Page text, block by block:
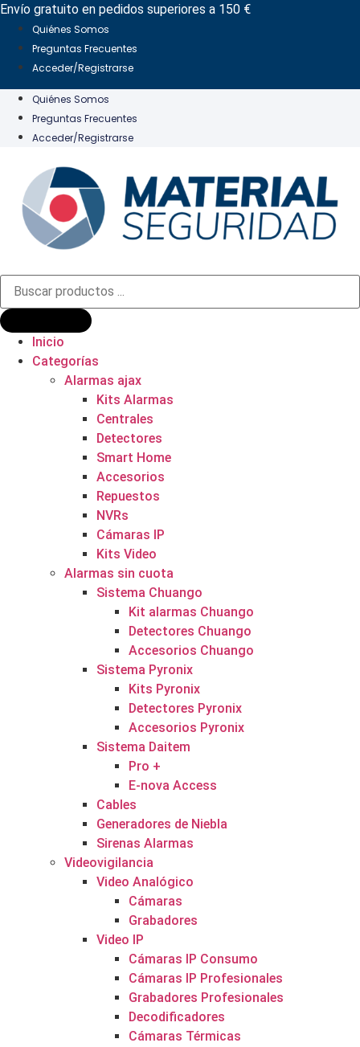
Ir
contenido
Envío gratuito en pedidos superiores a 150 €
Quiénes Somos
Preguntas Frecuentes
Acceder/Registrarse
Quiénes Somos
Preguntas Frecuentes
Acceder/Registrarse
Búsqueda
productos
Inicio
Categorías
Alarmas ajax
Kits Alarmas
Centrales
Detectores
Smart Home
Accesorios
Repuestos
NVRs
Cámaras IP
Kits Video
Alarmas sin cuota
Sistema Chuango
Kit alarmas Chuango
Detectores Chuango
Accesorios Chuango
Sistema Pyronix
Kits Pyronix
Detectores Pyronix
Accesorios Pyronix
Sistema Daitem
Pro +
E-nova Access
Cables
Generadores de Niebla
Sirenas Alarmas
Videovigilancia
Video Analógico
Cámaras
Grabadores
Video IP
Cámaras IP Consumo
Cámaras IP Profesionales
Grabadores Profesionales
Decodificadores
Cámaras Térmicas